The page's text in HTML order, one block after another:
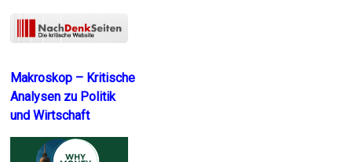
Makroskop – Kritische
Analysen zu Politik
und Wirtschaft